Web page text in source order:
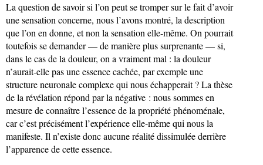
La question de savoir si l’on peut se tromper sur le fait d’avoir
une sensation concerne, nous l’avons montré, la description
que l’on en donne, et non la sensation elle-même. On pourrait
toutefois se demander — de manière plus surprenante — si,
dans le cas de la douleur, on a vraiment mal : la douleur
n’aurait-elle pas une essence cachée, par exemple une
structure neuronale complexe qui nous échapperait ? La thèse
de la révélation répond par la négative : nous sommes en
mesure de connaître l’essence de la propriété phénoménale,
car c’est précisément l’expérience elle-même qui nous la
manifeste. Il n’existe donc aucune réalité dissimulée derrière
l’apparence de cette essence.